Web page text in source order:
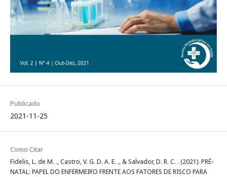
Publicado
2021-11-25
Como Citar
Fidelis, L. de M. ., Castro, V. G. D. A. E. ., & Salvador, D. R. C. . (2021). PRÉ-
NATAL: PAPEL DO ENFERMEIRO FRENTE AOS FATORES DE RISCO PARA